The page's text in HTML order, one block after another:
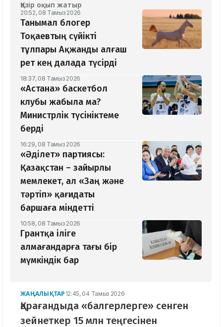
Қазір оқып жатыр
20:52, 08 Тамыз 2026
Танымал блогер
Тоқаевтың сүйікті
тұлпары Ақжанды алғаш
рет кең далада түсірді
18:37, 08 Тамыз 2026
«Астана» баскетбол
клубы жабыла ма?
Министрлік түсініктеме
берді
16:29, 08 Тамыз 2026
«Әділет» партиясы:
Қазақстан – зайырлы
мемлекет, ал «Заң және
тәртіп» қағидаты
баршаға міндетті
10:58, 08 Тамыз 2026
Грантқа іліге
алмағандарға тағы бір
мүмкіндік бар
ЖАҢАЛЫҚТАР 12:45, 04 Тамыз 2026
Қарағандыда «балгерлерге» сенген
зейнеткер 15 млн теңгесінен